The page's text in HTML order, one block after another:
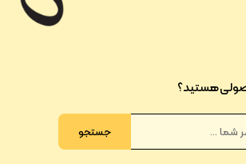
هستید؟
جستجو